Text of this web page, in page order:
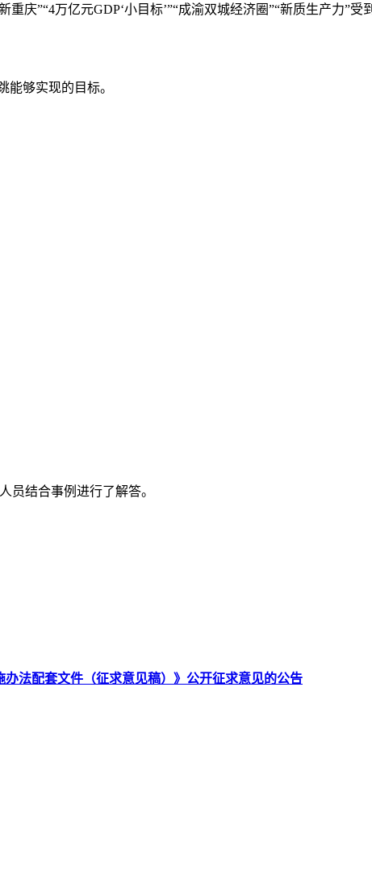
庆”“4万亿元GDP‘小目标’”“成渝双城经济圈”“新质生产力”受
能够实现的目标。
员结合事例进行了解答。
法配套文件（征求意见稿）》公开征求意见的公告